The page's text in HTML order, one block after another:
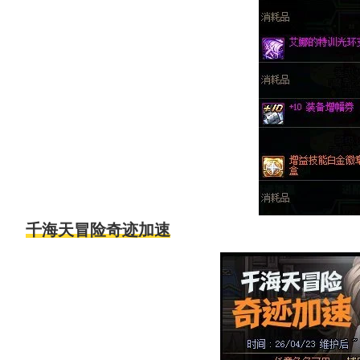
千海天冒险奇迹加速